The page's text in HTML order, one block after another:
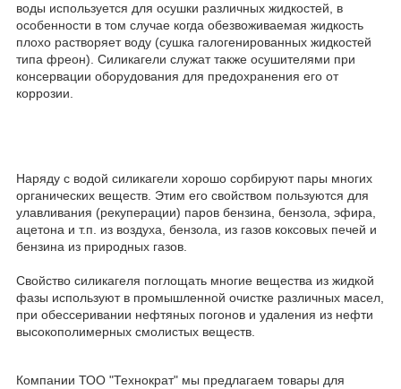
воды используется для осушки различных жидкостей, в
особенности в том случае когда обезвоживаемая жидкость
плохо растворяет воду (сушка галогенированных жидкостей
типа фреон). Силикагели служат также осушителями при
консервации оборудования для предохранения его от
коррозии.
Наряду с водой силикагели хорошо сорбируют пары многих
органических веществ. Этим его свойством пользуются для
улавливания (рекуперации) паров бензина, бензола, эфира,
ацетона и т.п. из воздуха, бензола, из газов коксовых печей и
бензина из природных газов.
Свойство силикагеля поглощать многие вещества из жидкой
фазы используют в промышленной очистке различных масел,
при обессеривании нефтяных погонов и удаления из нефти
высокополимерных смолистых веществ.
Компании ТОО "Технократ" мы предлагаем товары для